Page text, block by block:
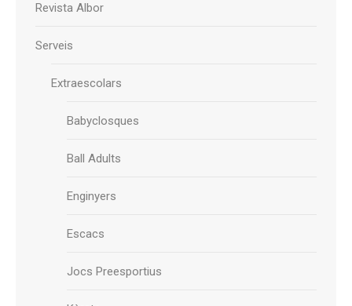
Revista Albor
Serveis
Extraescolars
Babyclosques
Ball Adults
Enginyers
Escacs
Jocs Preesportius